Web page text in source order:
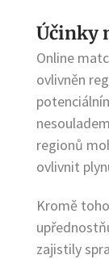
Účinky
Online
ovlivněn
regionů
ovlivnit
Kromě
zajistily